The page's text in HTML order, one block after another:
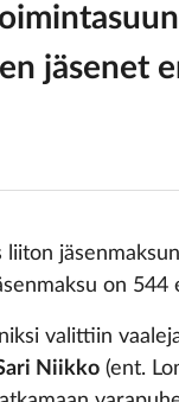
jäsenet
liiton
on 544
valittiin
Niikko (ent.